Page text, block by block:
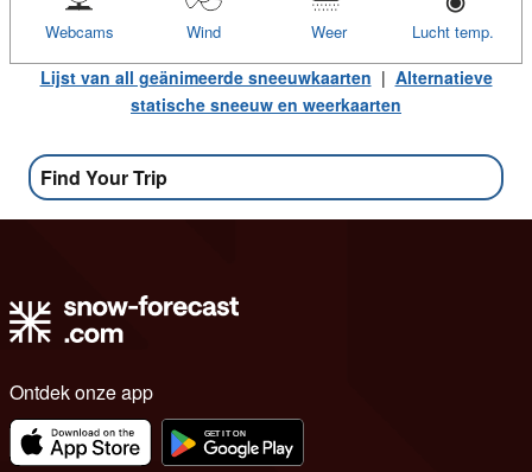
Lucht temp.
Weer
Wind
Webcams
Lijst van all geänimeerde sneeuwkaarten | Alternatieve
statische sneeuw en weerkaarten
Find Your Trip
Ontdek onze app